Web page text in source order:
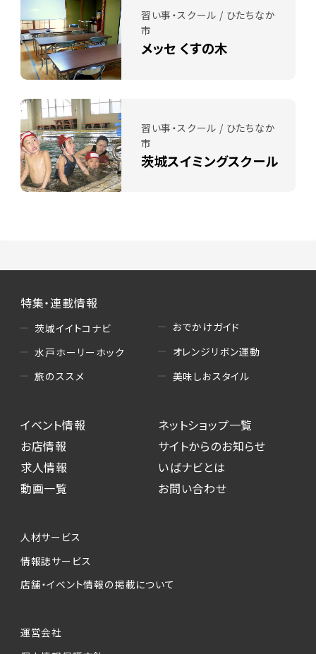
習い事・スクール / ひたちなか
市
メッセ くすの木
習い事・スクール / ひたちなか
市
茨城スイミングスクール
特集・連載情報
茨城イイトコナビ
水戸ホーリーホック
旅のススメ
おでかけガイド
オレンジリボン運動
美味しおスタイル
イベント情報
お店情報
求人情報
動画一覧
ネットショップ一覧
サイトからのお知らせ
いばナビとは
お問い合わせ
人材サービス
情報誌サービス
店舗・イベント情報の掲載について
運営会社